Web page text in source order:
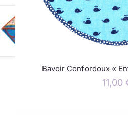
Bavoir Confordoux «
11,00